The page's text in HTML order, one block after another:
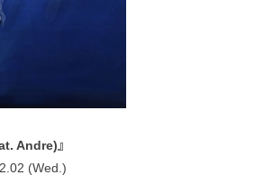
Andre)』
(Wed.)